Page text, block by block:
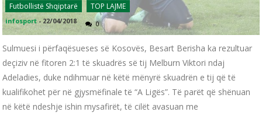
Futbollistë Shqiptarë
TOP LAJME
infosport - 22/04/2018 0
Sulmuesi i përfaqësueses së Kosovës, Besart Berisha ka rezultuar
deçiziv në fitoren 2:1 të skuadrës së tij Melburn Viktori ndaj
Adeladies, duke ndihmuar në këtë mënyrë skuadrën e tij që të
kualifikohet për në gjysmëfinale të “A Ligës”. Të parët që shënuan
në këtë ndeshje ishin mysafirët, të cilët avasuan me